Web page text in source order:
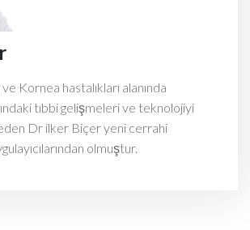
Kornea hastalıkları alanında
tıbbi gelişmeleri ve teknolojiyi
Dr ilker Biçer yeni cerrahi
olmuştur.